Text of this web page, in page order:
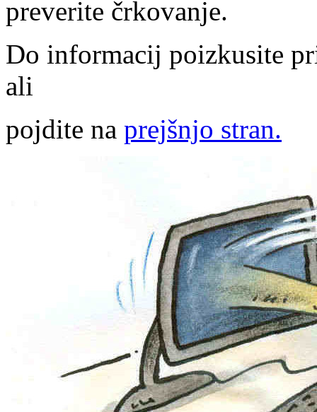
preverite črkovanje.
Do informacij poizkusite
ali
pojdite na prejšnjo stran.